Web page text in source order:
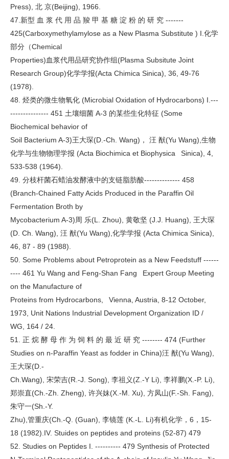
Press), 北 京(Beijing), 1966.
47.新型 血 浆 代 用 品 羧 甲 基 糖 淀 粉 的 研 究 -------
425(Carboxymethylamylose as a New Plasma Substitute ) I.化学
部分（Chemical
Properties)血浆代用品研究协作组(Plasma Subsitute Joint
Research Group)化学学报(Acta Chimica Sinica), 36, 49-76
(1978).
48. 烃类的微生物氧化 (Microbial Oxidation of Hydrocarbons) I.---
--------------- 451 土壤细菌 A-3 的某些生化特征 (Some
Biochemical behavior of
Soil Bacterium A-3)王大琛(D.-Ch. Wang)， 汪 猷(Yu Wang),生物
化学与生物物理学报 (Acta Biochimica et Biophysica Sinica), 4,
533-538 (1964).
49. 分枝杆菌石蜡油发酵液中的支链脂肪酸-------------- 458
(Branch-Chained Fatty Acids Produced in the Paraffin Oil
Fermentation Broth by
Mycobacterium A-3)周 乐(L. Zhou), 黄敬坚 (J.J. Huang), 王大琛
(D. Ch. Wang), 汪 猷(Yu Wang),化学学报 (Acta Chimica Sinica),
46, 87 - 89 (1988).
50. Some Problems about Petroprotein as a New Feedstuff ------
---- 461 Yu Wang and Feng-Shan Fang Expert Group Meeting
on the Manufacture of
Proteins from Hydrocarbons, Vienna, Austria, 8-12 October,
1973, Unit Nations Industrial Development Organization ID /
WG, 164 / 24.
51. 正 烷 酵 母 作 为 饲 料 的 最 近 研 究 -------- 474 (Further
Studies on n-Paraffin Yeast as fodder in China)汪 猷(Yu Wang),
王大琛(D.-
Ch.Wang), 宋荣吉(R.-J. Song), 李祖义(Z.-Y Li), 李祥鹏(X.-P. Li),
郑崇直(Ch.-Zh. Zheng), 许兴妹(X.-M. Xu), 方凤山(F.-Sh. Fang),
朱守一(Sh.-Y.
Zhu),管重庆(Ch.-Q. (Guan), 李镜莲 (K.-L. Li)有机化学，6，15-
18 (1982).IV. Stuides on peptides and proteins (52-87) 479
52. Studies on Peptides I. ---------- 479 Synthesis of Protected